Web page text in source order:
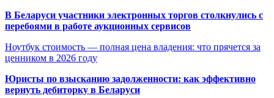
В Беларуси участники электронных торгов столкнулись с
перебоями в работе аукционных сервисов
Ноутбук стоимость — полная цена владения: что прячется за
ценником в 2026 году
Юристы по взысканию задолженности: как эффективно
вернуть дебиторку в Беларуси